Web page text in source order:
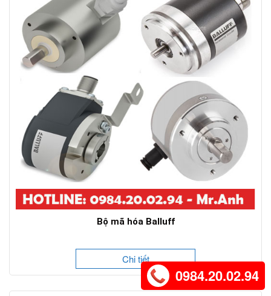
Bộ mã hóa Balluff
Chi tiết
0984.20.02.94